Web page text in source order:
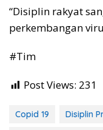
“Disiplin rakyat
perkembangan
#Tim
Post Views: 231
Copid 19
Disiplin